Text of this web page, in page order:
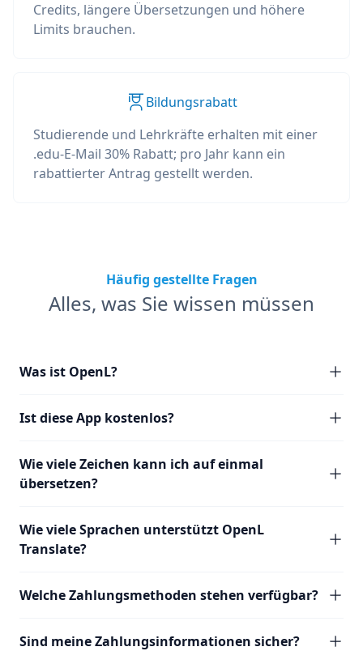
Credits, längere Übersetzungen und höhere
Limits brauchen.
Bildungsrabatt
Studierende und Lehrkräfte erhalten mit einer
.edu-E-Mail 30% Rabatt; pro Jahr kann ein
rabattierter Antrag gestellt werden.
Häufig gestellte Fragen
Alles, was Sie wissen müssen
Was ist OpenL?
Ist diese App kostenlos?
Wie viele Zeichen kann ich auf einmal
übersetzen?
Wie viele Sprachen unterstützt OpenL
Translate?
Welche Zahlungsmethoden stehen verfügbar?
Sind meine Zahlungsinformationen sicher?